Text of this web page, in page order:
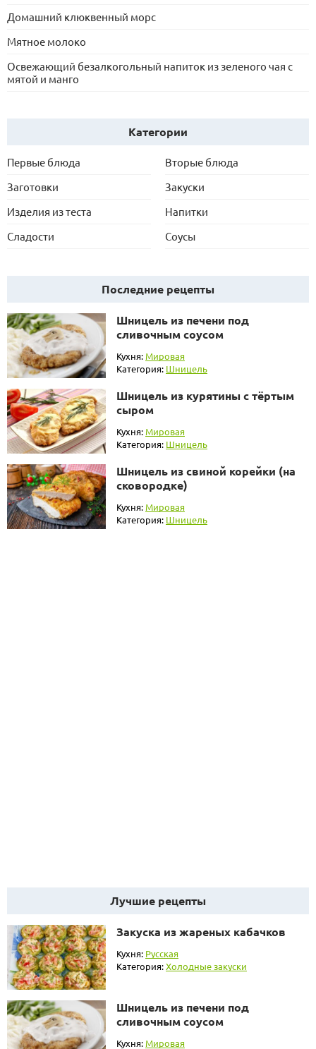
Домашний клюквенный морс
Мятное молоко
Освежающий безалкогольный напиток из зеленого чая с
мятой и манго
Категории
Первые блюда
Вторые блюда
Заготовки
Закуски
Изделия из теста
Напитки
Сладости
Соусы
Последние рецепты
Шницель из печени под
сливочным соусом
Кухня: Мировая
Категория: Шницель
Шницель из курятины с тёртым
сыром
Кухня: Мировая
Категория: Шницель
Шницель из свиной корейки (на
сковородке)
Кухня: Мировая
Категория: Шницель
Лучшие рецепты
Закуска из жареных кабачков
Кухня: Русская
Категория:Холодные закуски
Шницель из печени под
сливочным соусом
Кухня: Мировая